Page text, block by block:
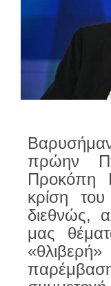
πρώην
Προκόπη
κρίση του
διεθνώς,
μας